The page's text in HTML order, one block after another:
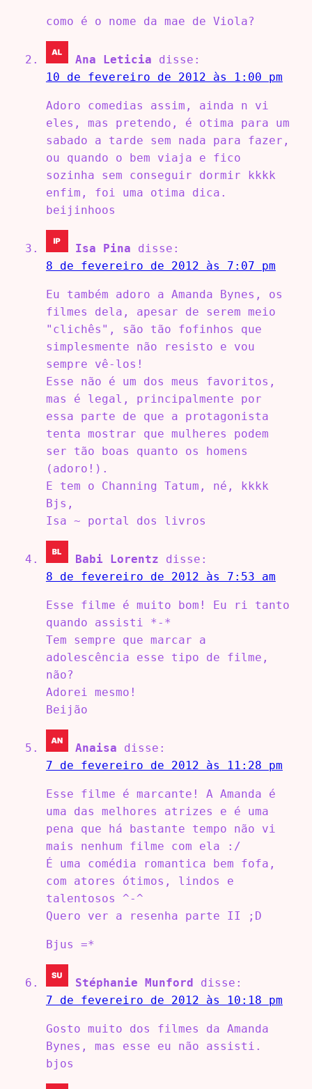
como é o nome da mae de Viola?
Ana Leticia
disse:
10 de fevereiro de 2012 às 1:00 pm
Adoro comedias assim, ainda n vi
eles, mas pretendo, é otima para um
sabado a tarde sem nada para fazer,
ou quando o bem viaja e fico
sozinha sem conseguir dormir kkkk
enfim, foi uma otima dica.
beijinhoos
Isa Pina
disse:
8 de fevereiro de 2012 às 7:07 pm
Eu também adoro a Amanda Bynes, os
filmes dela, apesar de serem meio
"clichês", são tão fofinhos que
simplesmente não resisto e vou
sempre vê-los!
Esse não é um dos meus favoritos,
mas é legal, principalmente por
essa parte de que a protagonista
tenta mostrar que mulheres podem
ser tão boas quanto os homens
(adoro!).
E tem o Channing Tatum, né, kkkk
Bjs,
Isa ~ portal dos livros
Babi Lorentz
disse:
8 de fevereiro de 2012 às 7:53 am
Esse filme é muito bom! Eu ri tanto
quando assisti *-*
Tem sempre que marcar a
adolescência esse tipo de filme,
não?
Adorei mesmo!
Beijão
Anaisa
disse:
7 de fevereiro de 2012 às 11:28 pm
Esse filme é marcante! A Amanda é
uma das melhores atrizes e é uma
pena que há bastante tempo não vi
mais nenhum filme com ela :/
É uma comédia romantica bem fofa,
com atores ótimos, lindos e
talentosos ^-^
Quero ver a resenha parte II ;D
Bjus =*
Stéphanie Munford
disse:
7 de fevereiro de 2012 às 10:18 pm
Gosto muito dos filmes da Amanda
Bynes, mas esse eu não assisti.
bjos